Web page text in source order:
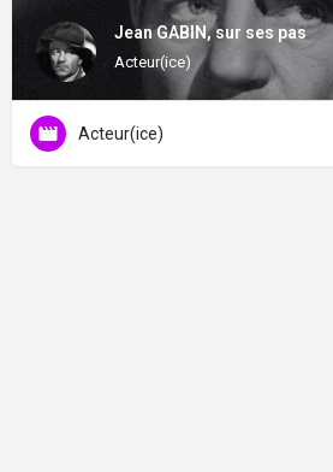
Jean GABIN, sur ses pas
Acteur(ice)
Acteur(ice)